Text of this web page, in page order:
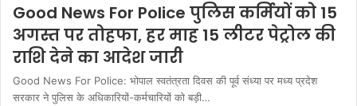
Good News For Police पुलिस कर्मियों को 15
अगस्त पर तोहफा, हर माह 15 लीटर पेट्रोल की
राशि देने का आदेश जारी
Good News For Police: भोपाल स्वतंत्रता दिवस की पूर्व संध्या पर मध्‍य प्रदेश
सरकार ने पुलिस के अधिकारियों-कर्मचारियों को बड़ी…